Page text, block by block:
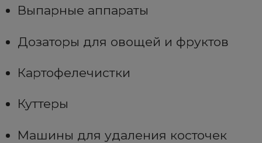
Выпарные аппараты
Дозаторы для овощей и фруктов
Картофелечистки
Куттеры
Машины для удаления косточек